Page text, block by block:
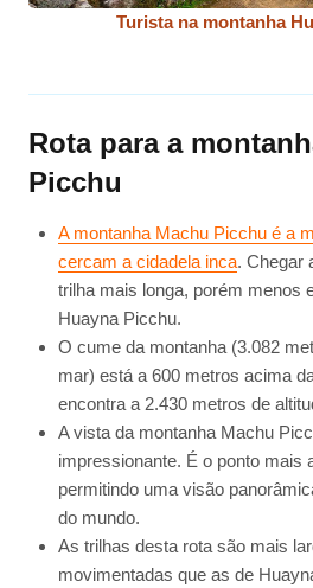
Turista na montanha
Rota para a
Picchu
A montanha Machu Picchu é a
cercam a cidadela inca. Chegar
trilha mais longa, porém menos
Huayna Picchu.
O cume da montanha (3.082
mar) está a 600 metros acima
encontra a 2.430 metros de
A vista da montanha Machu
impressionante. É o ponto mais
permitindo uma visão
do mundo.
As trilhas desta rota são mais
movimentadas que as de